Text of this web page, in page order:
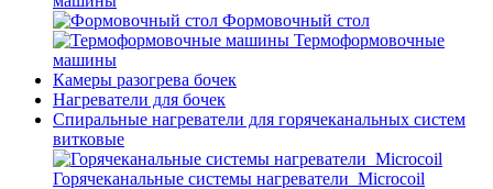
Формовочный стол
Термоформовочные
машины
Камеры разогрева бочек
Нагреватели для бочек
Спиральные нагреватели для горячеканальных систем
витковые
Горячеканальные системы нагреватели_Microcoil